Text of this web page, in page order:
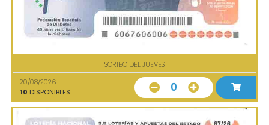
SORTEO DEL JUEVES
20/08/2026
10 DISPONIBLES 0